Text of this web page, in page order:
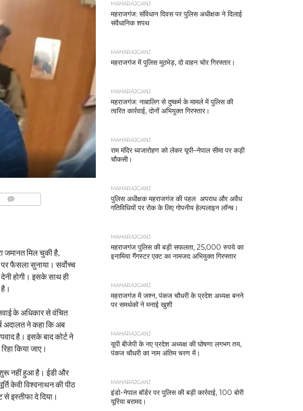
जमानत मिल चुकी है,
फैसला सुनाया। सर्वोच्च
देनी होगी। इसके साथ ही
के अधिकार से वंचित
अदालत ने कहा कि अब
है। इसके बाद कोर्ट ने
किया जाए।
शुरू नहीं हुआ है। ईडी और
केवी विश्वनाथन की पीठ
इस्तीफा दे दिया।
MAHARAJGANJ
महराजगंज: संविधान दिवस पर पुलिस अधीक्षक ने दिलाई
संवैधानिक शपथ
MAHARAJGANJ
महराजगंज में पुलिस मुठभेड़, दो वाहन चोर गिरफ्तार।
MAHARAJGANJ
महराजगंज: नाबालिग से दुष्कर्म के मामले में पुलिस की
त्वरित कार्रवाई, दोनों अभियुक्त गिरफ्तार।
MAHARAJGANJ
राम मंदिर ध्वजारोहण को लेकर यूपी–नेपाल सीमा पर कड़ी
चौकसी।
MAHARAJGANJ
पुलिस अधीक्षक महराजगंज की पहल अपराध और अवैध
गतिविधियों पर रोक के लिए गोपनीय हेल्पलाइन लॉन्च।
MAHARAJGANJ
महराजगंज पुलिस की बड़ी सफलता, 25,000 रुपये का
इनामिया गैंगस्टर एक्ट का नामजद अभियुक्त गिरफ्तार
MAHARAJGANJ
महराजगंज में जश्न, पंकज चौधरी के प्रदेश अध्यक्ष बनने
पर समर्थकों ने मनाई खुशी
MAHARAJGANJ
यूपी बीजेपी के नए प्रदेश अध्यक्ष की घोषणा लगभग तय,
पंकज चौधरी का नाम अंतिम चरण में।
MAHARAJGANJ
इंडो-नेपाल बॉर्डर पर पुलिस की बड़ी कार्रवाई, 100 बोरी
यूरिया बरामद।